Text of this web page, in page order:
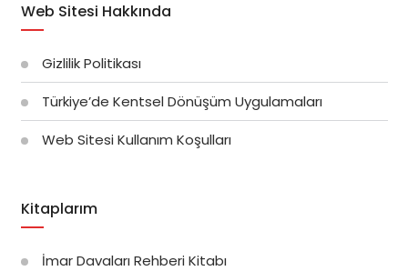
Web Sitesi Hakkında
Gizlilik Politikası
Türkiye’de Kentsel Dönüşüm Uygulamaları
Web Sitesi Kullanım Koşulları
Kitaplarım
İmar Davaları Rehberi Kitabı